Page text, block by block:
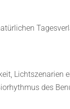
Lichtszenarien
des